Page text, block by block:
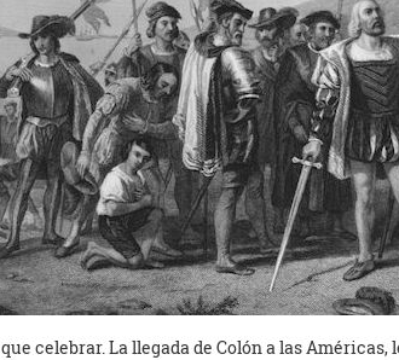
celebrar. La llegada de Colón a las